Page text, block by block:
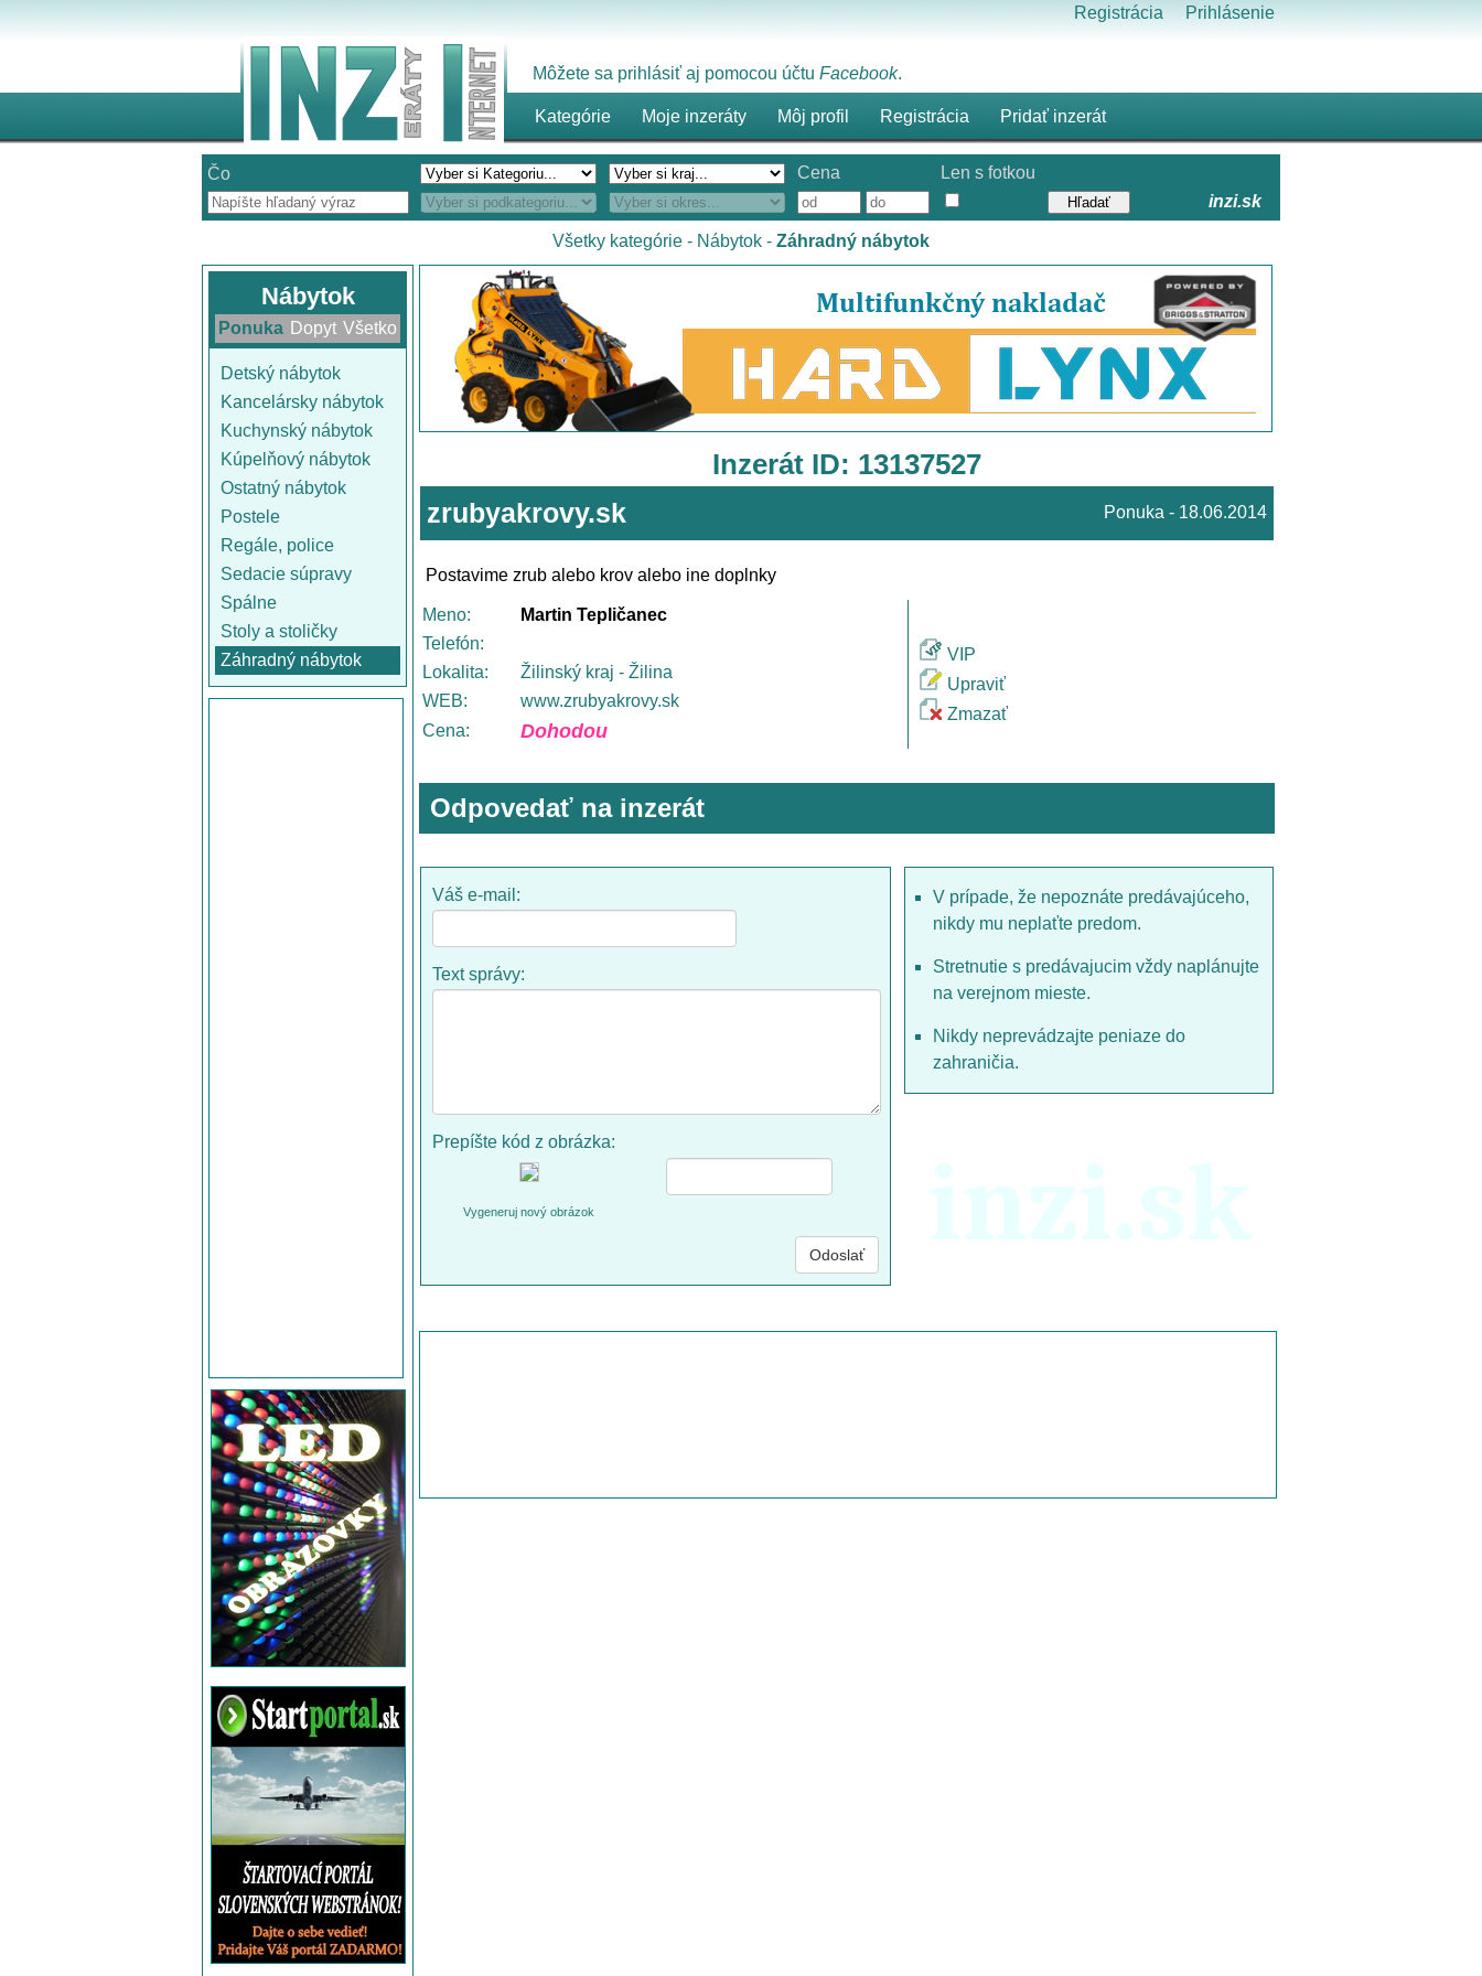
Registrácia Prihlásenie
Môžete sa prihlásiť aj pomocou účtu Facebook.
Kategórie Moje inzeráty Môj profil Registrácia Pridať inzerát
Čo Cena
Len s fotkou
inzi.sk
Všetky kategórie - Nábytok - Záhradný nábytok
Nábytok
Ponuka Dopyt Všetko
Detský nábytok
Kancelársky nábytok
Kuchynský nábytok
Kúpelňový nábytok
Ostatný nábytok
Postele
Regále, police
Sedacie súpravy
Spálne
Stoly a stoličky
Záhradný nábytok
Inzerát ID: 13137527
zrubyakrovy.sk
Ponuka - 18.06.2014
Postavime zrub alebo krov alebo ine doplnky
Meno:
Martin Tepličanec
Telefón:
Lokalita:
Žilinský kraj - Žilina
WEB:
www.zrubyakrovy.sk
Cena:
Dohodou
VIP
Upraviť
Zmazať
Odpovedať na inzerát
Váš e-mail:
Text správy:
Prepíšte kód z obrázka:
Vygeneruj nový obrázok
V prípade, že nepoznáte predávajúceho,
nikdy mu neplaťte predom.
Stretnutie s predávajucim vždy naplánujte
na verejnom mieste.
Nikdy neprevádzajte peniaze do
zahraničia.